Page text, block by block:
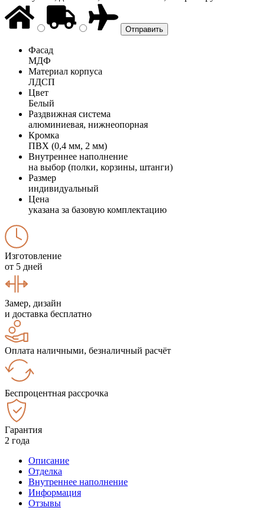
Фасад
МДФ
Материал корпуса
ЛДСП
Цвет
Белый
Раздвижная система
алюминиевая, нижнеопорная
Кромка
ПВХ (0,4 мм, 2 мм)
Внутреннее наполнение
на выбор (полки, корзины, штанги)
Размер
индивидуальный
Цена
указана за базовую комплектацию
Изготовление
от 5 дней
Замер, дизайн
и доставка бесплатно
Оплата наличными, безналичный расчёт
Беспроцентная рассрочка
Гарантия
2 года
Описание
Отделка
Внутреннее наполнение
Информация
Отзывы